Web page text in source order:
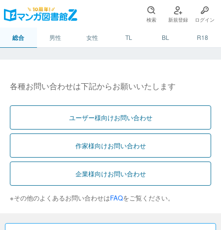
検索 新規登録 ログイン
総合 男性 女性 TL BL R18
各種お問い合わせは下記からお願いいたします
ユーザー様向けお問い合わせ
作家様向けお問い合わせ
企業様向けお問い合わせ
※その他のよくあるお問い合わせはFAQをご覧ください。